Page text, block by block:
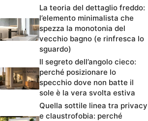
La teoria del dettaglio freddo:
l’elemento minimalista che
spezza la monotonia del
vecchio bagno (e rinfresca lo
sguardo)
Il segreto dell’angolo cieco:
perché posizionare lo
specchio dove non batte il
sole è la vera svolta estiva
Quella sottile linea tra privacy
e claustrofobia: perché